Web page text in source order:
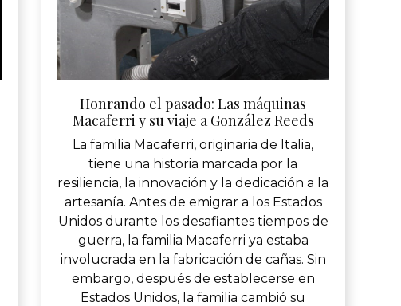
Honrando el pasado: Las máquinas
Macaferri y su viaje a González Reeds
La familia Macaferri, originaria de Italia,
tiene una historia marcada por la
resiliencia, la innovación y la dedicación a la
artesanía. Antes de emigrar a los Estados
Unidos durante los desafiantes tiempos de
guerra, la familia Macaferri ya estaba
involucrada en la fabricación de cañas. Sin
embargo, después de establecerse en
Estados Unidos, la familia cambió su